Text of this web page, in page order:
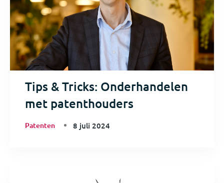
Tips & Tricks: Onderhandelen
met patenthouders
Patenten 8 juli 2024